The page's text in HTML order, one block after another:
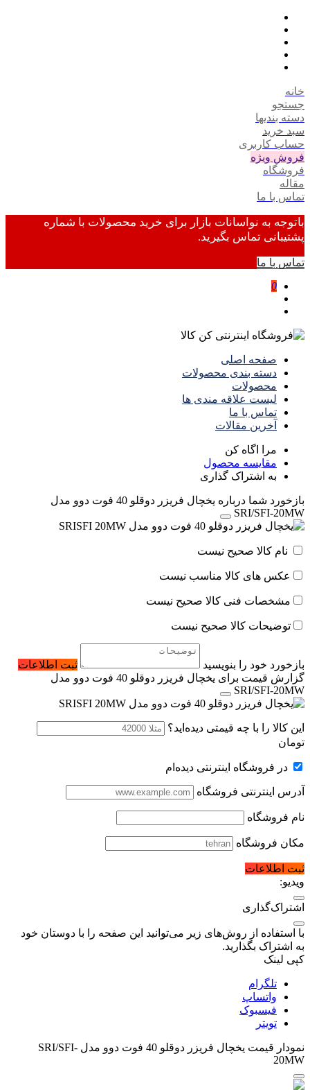
خانه
جستجو
دسته بندیها
سبد خرید
حساب کاربری
فروش ویژه
فروشگاه
مقاله
تماس با ما
باتوجه به نواسانات بازار برای خرید محصولات با شماره
پشتیبانی تماس بگیرید.
تماس با ما
0
صفحه اصلی
دسته بندی محصولات
محصولات
لیست علاقه مندی ها
تماس با ما
آخرین مقالات
مرا اگاه کن
مقایسه محصول
به اشتراک گذاری
بازخورد شما درباره یخچال فریزر دوقلو 40 فوت دوو مدل
SRI/SFI-20MW
نام کالا صحیح نیست
عکس های کالا مناسب نیست
مشخصات فنی کالا صحیح نیست
توضیحات کالا صحیح نیست
بازخورد خود را بنویسید
ثبت اطلاعات
گزارش قیمت برای یخچال فریزر دوقلو 40 فوت دوو مدل
SRI/SFI-20MW
این کالا را با چه قیمتی دیده‌اید؟
تومان
در فروشگاه اینترنتی دیده‌ام
آدرس اینترنتی فروشگاه
نام فروشگاه
مکان فروشگاه
ثبت اطلاعات
ویدیو:
اشتراک‌گذاری
با استفاده از روش‌های زیر می‌توانید این صفحه را با دوستان خود
به اشتراک بگذارید.
کپی لینک
تلگرام
واتساپ
فیسبوک
تویتر
نمودار قیمت
یخچال فریزر دوقلو 40 فوت دوو مدل SRI/SFI-
20MW